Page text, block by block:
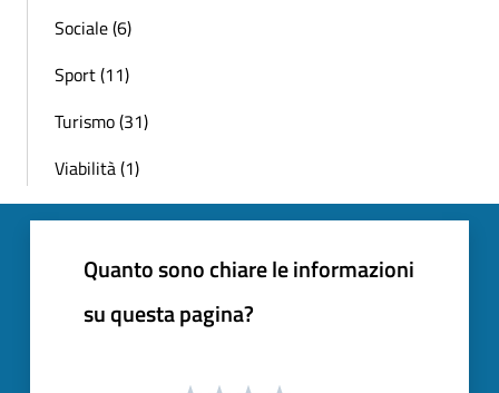
Sociale (6)
Sport (11)
Turismo (31)
Viabilità (1)
Quanto sono chiare le informazioni
su questa pagina?